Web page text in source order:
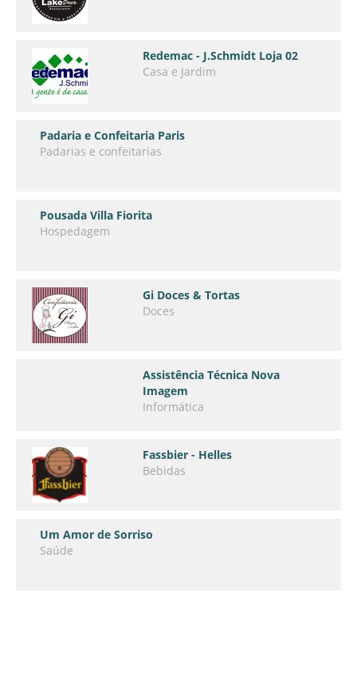
Redemac - J.Schmidt Loja 02
Casa e Jardim
Padaria e Confeitaria Paris
Padarias e confeitarias
Pousada Villa Fiorita
Hospedagem
Gi Doces & Tortas
Doces
Assistência Técnica Nova
Imagem
Informática
Fassbier - Helles
Bebidas
Um Amor de Sorriso
Saúde